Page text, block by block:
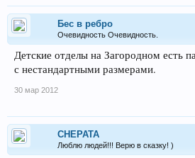
Бес в ребро
Очевидность Очевидность.
Детские отделы на Загородном есть
с нестандартными размерами.
30 мар 2012
CHEPATA
Люблю людей!!! Верю в сказку! )